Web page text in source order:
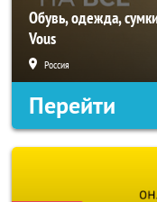
Обувь, одежда,
Vous
Россия
Перейти